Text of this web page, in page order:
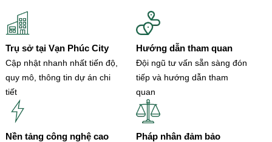
Trụ sở tại Vạn Phúc City
Cập nhật nhanh nhất tiến độ,
quy mô, thông tin dự án chi
tiết
Hướng dẫn tham quan
Đội ngũ tư vấn sẵn sàng đón
tiếp và hướng dẫn tham
quan
Nền tảng công nghệ cao Pháp nhân đảm bảo